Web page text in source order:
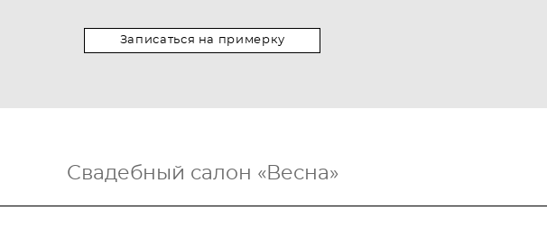
Записаться на примерку
Свадебный салон «Весна»